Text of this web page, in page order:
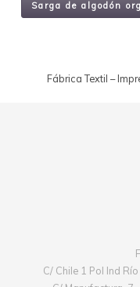
Sarga de algodón
Fábrica Textil –
C/ Chile 1 Pol Ind